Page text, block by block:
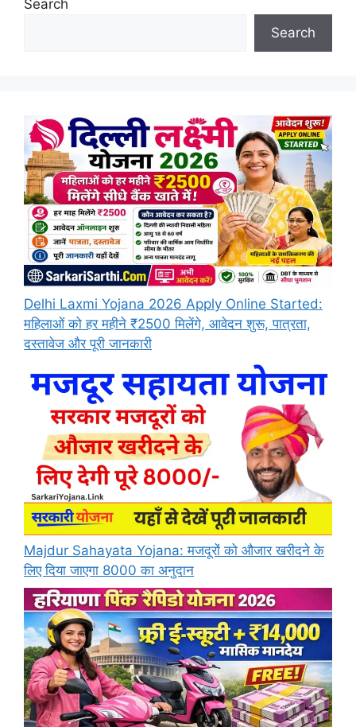
Search
Search
Delhi Laxmi Yojana 2026 Apply Online Started:
महिलाओं को हर महीने ₹2500 मिलेंगे, आवेदन शुरू, पात्रता,
दस्तावेज और पूरी जानकारी
Majdur Sahayata Yojana: मजदूरों को औजार खरीदने के
लिए दिया जाएगा 8000 का अनुदान